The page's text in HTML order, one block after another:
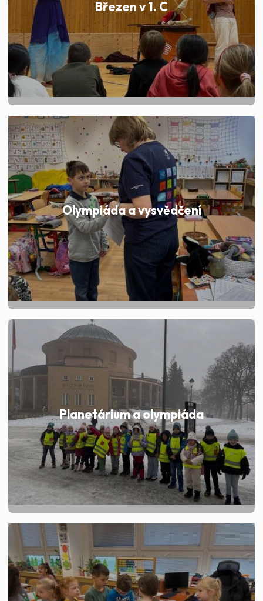
Březen v 1. C
Olympiáda a vysvědčení
Planetárium a olympiáda